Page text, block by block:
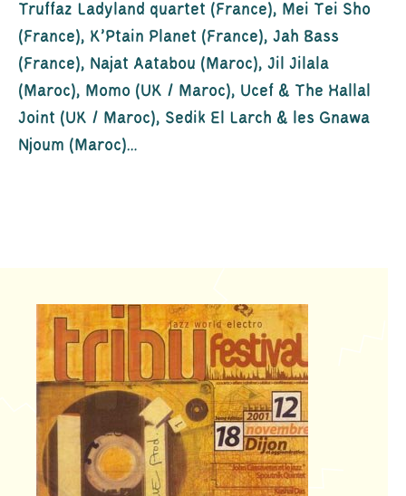
Truffaz Ladyland quartet (France), Mei Tei Sho
(France), K’Ptain Planet (France), Jah Bass
(France), Najat Aatabou (Maroc), Jil Jilala
(Maroc), Momo (UK / Maroc), Ucef & The Hallal
Joint (UK / Maroc), Sedik El Larch & les Gnawa
Njoum (Maroc)…